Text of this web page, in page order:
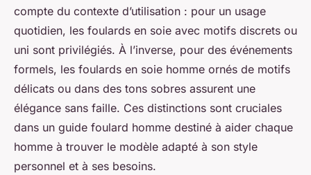
compte du contexte d’utilisation : pour un usage
quotidien, les foulards en soie avec motifs discrets ou
uni sont privilégiés. À l’inverse, pour des événements
formels, les foulards en soie homme ornés de motifs
délicats ou dans des tons sobres assurent une
élégance sans faille. Ces distinctions sont cruciales
dans un guide foulard homme destiné à aider chaque
homme à trouver le modèle adapté à son style
personnel et à ses besoins.